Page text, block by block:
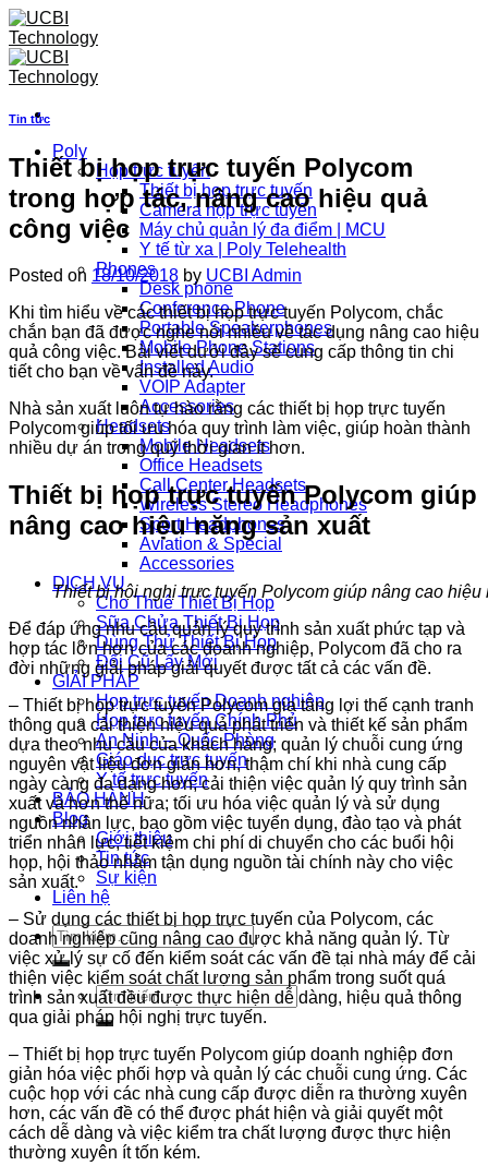
Skip
to
content
Poly
Họp trực tuyến
Thiết bị họp trực tuyến
Camera họp trực tuyến
Máy chủ quản lý đa điểm | MCU
Y tế từ xa | Poly Telehealth
Phones
Desk phone
Conference Phone
Portable Speakerphones
Mobile Phone Stations
Installed Audio
VOIP Adapter
Accessories
Headsets
Mobile Headsets
Office Headsets
Call Center Headsets
Wireless Stereo Headphones
Sport Headphones
Aviation & Special
Accessories
DỊCH VỤ
Cho Thuê Thiết Bị Họp
Sữa Chửa Thiết Bị Họp
Dùng Thử Thiết Bị Họp
Đổi Cũ Lấy Mới
GIẢI PHÁP
Họp trực tuyến Doanh nghiệp
Họp trực tuyến Chính Phủ
An Ninh – Quốc Phòng
Giáo dục trực tuyến
Y tế trực tuyến
BẢO HÀNH
Blog
Giới thiệu
Tin tức
Sự kiện
Liên hệ
Tìm
kiếm:
Tìm
kiếm:
Tin tức
Thiết bị họp trực tuyến Polycom
trong hợp tác, nâng cao hiệu quả
công việc
Posted on 18/10/2018 by UCBI Admin
Khi tìm hiểu về các thiết bị họp trực tuyến Polycom, chắc
chắn bạn đã được nghe nói nhiều về tác dụng nâng cao hiệu
quả công việc. Bài viết dưới đây sẽ cung cấp thông tin chi
tiết cho bạn về vấn đề này.
Nhà sản xuất luôn tự hào rằng các thiết bị họp trực tuyến
Polycom giúp tối ưu hóa quy trình làm việc, giúp hoàn thành
nhiều dự án trong quỹ thời gian ít hơn.
Thiết bị họp trực tuyến Polycom giúp
nâng cao hiệu năng sản xuất
Thiết bị hội nghị trực tuyến Polycom giúp nâng cao hiệu
Để đáp ứng nhu cầu quản lý quy trình sản xuất phức tạp và
hợp tác lớn hơn của các doanh nghiệp, Polycom đã cho ra
đời những giải pháp giải quyết được tất cả các vấn đề.
– Thiết bị họp trực tuyến Polycom gia tăng lợi thế cạnh tranh
thông qua cải thiện hiệu quả phát triển và thiết kế sản phẩm
dựa theo nhu cầu của khách hàng; quản lý chuỗi cung ứng
nguyên vật liệu đơn giản hơn, thậm chí khi nhà cung cấp
ngày càng đa dạng hơn; cải thiện việc quản lý quy trình sản
xuất và hơn thế nữa; tối ưu hóa việc quản lý và sử dụng
nguồn nhân lực, bao gồm việc tuyển dụng, đào tạo và phát
triển nhân lực; tiết kiệm chi phí di chuyển cho các buổi hội
họp, hội thảo nhằm tận dụng nguồn tài chính này cho việc
sản xuất.
– Sử dụng các thiết bị họp trực tuyến của Polycom, các
doanh nghiệp cũng nâng cao được khả năng quản lý. Từ
việc xử lý sự cố đến kiểm soát các vấn đề tại nhà máy để cải
thiện việc kiểm soát chất lượng sản phẩm trong suốt quá
trình sản xuất đều được thực hiện dễ dàng, hiệu quả thông
qua giải pháp hội nghị trực tuyến.
– Thiết bị họp trực tuyến Polycom giúp doanh nghiệp đơn
giản hóa việc phối hợp và quản lý các chuỗi cung ứng. Các
cuộc họp với các nhà cung cấp được diễn ra thường xuyên
hơn, các vấn đề có thể được phát hiện và giải quyết một
cách dễ dàng và việc kiểm tra chất lượng được thực hiện
thường xuyên ít tốn kém.